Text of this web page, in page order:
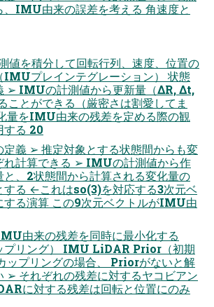
、IMU由来の誤差を考える 角速度と
を積分して回転行列、速度、位置の
IMUプレインテグレーション） 状態
➢ IMUの計測値から更新量（ΔR, Δt,
ことができる（厳密さは割愛してま
量をIMU由来の残差を定める際の観
する 20
定義 ➢ 推定対象とする状態間からも変
れ計算できる ➢ IMUの計測値から作
と、2状態間から計算される変化量の
する ←これはso(3)を対応する3次元ベ
する演算 この9次元ベクトルがIMU由
由来の残差を同時に最小化する
プリング） IMU LiDAR Prior（初期
ップリングの場合、 Priorがないと解
➢ それぞれの残差に対するヤコビアン
に対する残差は回転と位置にのみ